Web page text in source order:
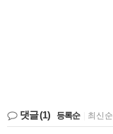
댓글(1) 등록순 최신순